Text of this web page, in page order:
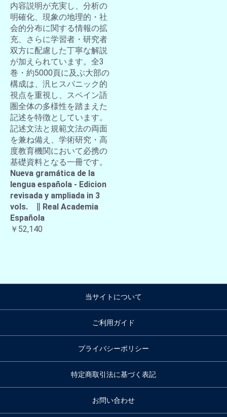
内容説明が充実し、分析の
明確化、現象の地理的・社
会的分布に関する情報の拡
充、さらに学習者・研究者
双方に配慮した丁寧な解説
が加えられています。全3
巻・約5000頁に及ぶ大部の
構成は、汎ヒスパニック的
視点を重視し、スペイン語
圏全体の多様性を踏まえた
記述を特徴としています。
記述文法と規範文法の両面
を兼ね備え、学術研究・高
度教育機関において必携の
基礎資料となる一冊です。
Nueva gramática de la
lengua española - Edicion
revisada y ampliada in 3
vols. ∥ Real Academia
Española
￥52,140
当サイトについて
ご利用ガイド
プライバシーポリシー
特定商取引法に基づく表記
お問い合わせ